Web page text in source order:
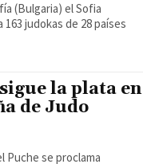
(Bulgaria) el Sofia
judokas de 28 países
la plata en
de Judo
Puche se proclama